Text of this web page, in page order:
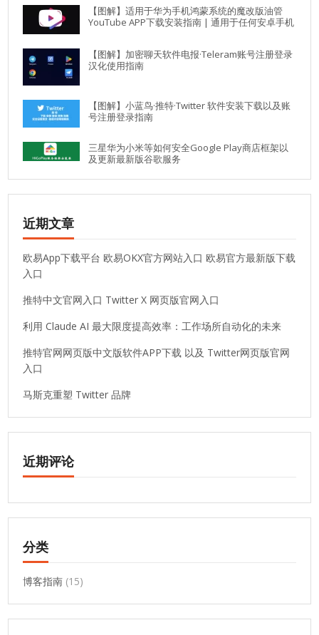
【图解】适用于华为手机鸿蒙系统的魔改版油管
YouTube APP下载安装指南 | 通用于任何安卓手机
【图解】加密聊天软件电报·Teleram账号注册登录
汉化使用指南
【图解】小蓝鸟·推特·Twitter 软件安装下载以及账
号注册登录指南
三星华为小米等如何安全Google Play商店框架以
及更新最新版谷歌服务
近期文章
欧易App下载平台 欧易OKX官方网站入口 欧易官方最新版下载
入口
推特中文官网入口 Twitter X 网页版官网入口
利用 Claude AI 最大限度提高效率：工作场所自动化的未来
推特官网网页版中文版软件APP下载 以及 Twitter网页版官网
入口
马斯克重塑 Twitter 品牌
近期评论
分类
博客指南 (15)